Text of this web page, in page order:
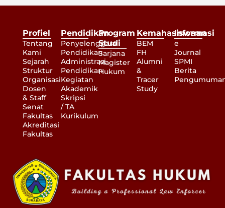
Profiel
Tentang
Kami
Sejarah
Struktur
Organisasi
Dosen
& Staff
Senat
Fakultas
Akreditasi
Fakultas
Pendidikan
Penyelenggara
Pendidikan
Administrasi
Pendidikan
Kegiatan
Akademik
Skripsi
/ TA
Kurikulum
Program
Studi
Sarjana
Magister
Hukum
Kemahasiswaan
BEM
FH
Alumni
&
Tracer
Study
Informasi
e
Journal
SPMI
Berita